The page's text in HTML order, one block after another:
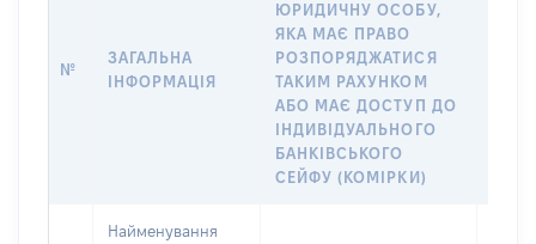
№
ЗАГАЛЬНА
ІНФОРМАЦІЯ
ЮРИДИЧНУ ОСОБУ,
ЯКА МАЄ ПРАВО
РОЗПОРЯДЖАТИСЯ
ТАКИМ РАХУНКОМ
АБО МАЄ ДОСТУП ДО
ІНДИВІДУАЛЬНОГО
БАНКІВСЬКОГО
СЕЙФУ (КОМІРКИ)
Найменування